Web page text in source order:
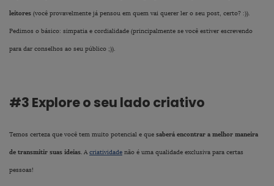
leitores (você provavelmente já pensou em quem vai querer ler o seu post, certo? :)).
Pedimos o básico: simpatia e cordialidade (principalmente se você estiver escrevendo
para dar conselhos ao seu público ;)).
#3 Explore o seu lado criativo
Temos certeza que você tem muito potencial e que saberá encontrar a melhor maneira
de transmitir suas ideias. Acriatividade não é uma qualidade exclusiva para certas
pessoas!